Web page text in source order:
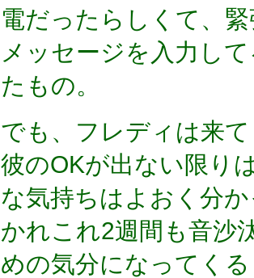
電だったらしくて、
メッセージを入力し
たもの。
でも、フレディは来
彼のOKが出ない限り
な気持ちはよおく分
かれこれ2週間も音沙
めの気分になってく